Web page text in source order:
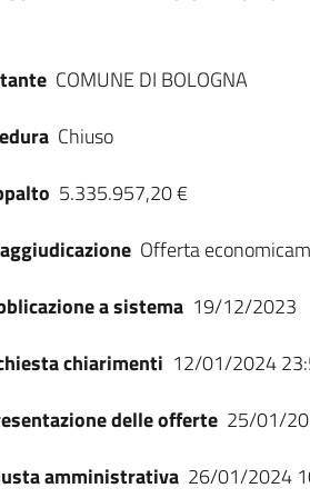
COMUNE DI BOLOGNA
Chiuso
5.335.957,20 €
Offerta
a sistema 19/12/2023
chiarimenti 12/01/2024
delle offerte 25/01/
amministrativa 26/01/2024